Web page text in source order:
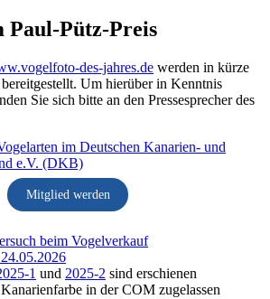
Paul-Pütz-Preis
des-jahres.de werden in kürze
Um hierüber in Kenntnis
Sie sich bitte an den Pressesprecher des
Mitglied werden
beim Vogelverkauf
1 und 2025-2 sind erschienen
in der COM zugelassen